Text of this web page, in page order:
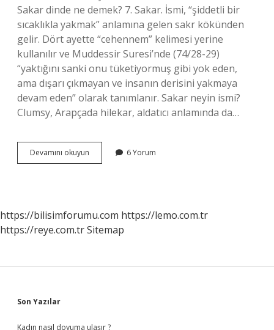
Sakar dinde ne demek? 7. Sakar. İsmi, “şiddetli bir
sıcaklıkla yakmak” anlamına gelen sakr kökünden
gelir. Dört ayette “cehennem” kelimesi yerine
kullanılır ve Muddessir Suresi’nde (74/28-29)
“yaktığını sanki onu tüketiyormuş gibi yok eden,
ama dışarı çıkmayan ve insanın derisini yakmaya
devam eden” olarak tanımlanır. Sakar neyin ismi?
Clumsy, Arapçada hilekar, aldatıcı anlamında da…
Devamını okuyun
Nedir
6 Yorum
https://bilisimforumu.com https://lemo.com.tr
https://reye.com.trSitemap
Sidebar
Son Yazılar
Kadın nasıl doyuma ulaşır ?